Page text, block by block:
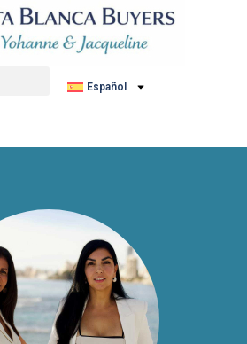
Español
ningún anuncio.